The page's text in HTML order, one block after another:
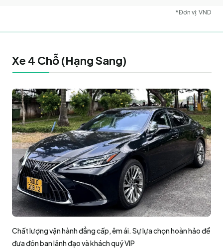
*Đơn vị: VND
Xe 4 Chỗ (Hạng Sang)
Chất lượng vận hành đẳng cấp, êm ái. Sự lựa chọn hoàn hảo để
đưa đón ban lãnh đạo và khách quý VIP